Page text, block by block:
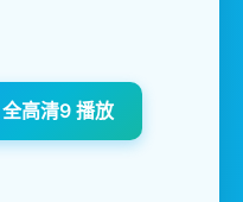
全高清9 播放